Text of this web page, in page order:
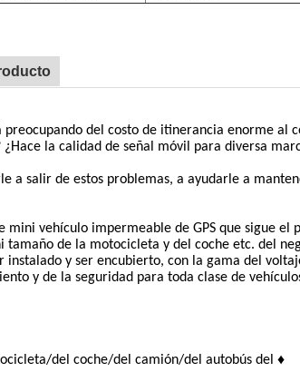
preocupando del costo de itinerancia enorme al
la calidad de señal móvil para diversa
a salir de estos problemas, a ayudarle a
mini vehículo impermeable de GPS que sigue
tamaño de la motocicleta y del coche etc. del
instalado y ser encubierto, con la gama del
y de la seguridad para toda clase de
del coche/del camión/del autobús del ♦